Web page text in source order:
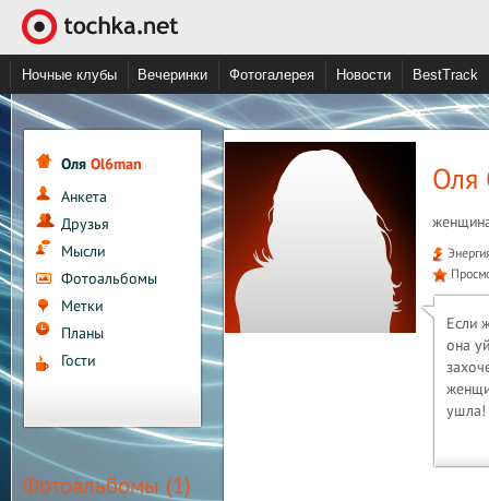
Ночные клубы Вечеринки Фотогалерея Новости BestTrack
Оля Ol6man
Анкета
Друзья
Мысли
Фотоальбомы
Метки
Планы
Гости
Фотоальбомы (1)
Оля
Если
она
ушла!